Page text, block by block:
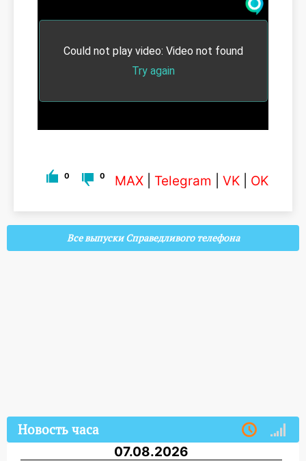
0 0 MAX Telegram VK OK
Все выпуски Справедливого телефона
Новость часа
07.08.2026